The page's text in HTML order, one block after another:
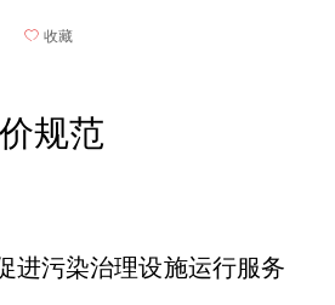
规范
进污染治理设施运行服务
ꄀ 收藏